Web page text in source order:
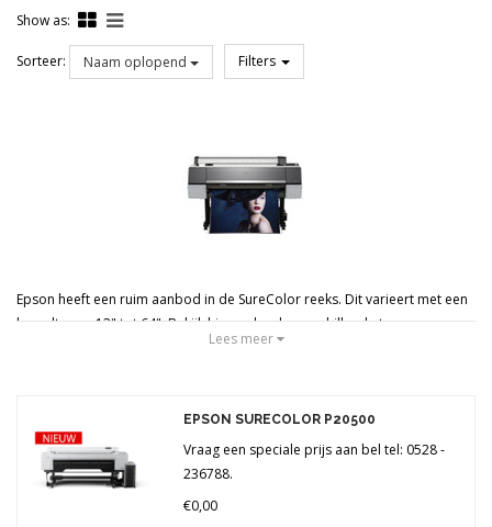
Show as:
Sorteer: Naam oplopend Filters
Epson heeft een ruim aanbod in de SureColor reeks. Dit varieert met een
breedte van 13" tot 64". Bekijk hieronder de verschillende types.
technologie, Ultrachrome Pro-inkt. Deze inkt zorgt voor een hogere D-
Max en minder bronsing. Ook is de lichtechtheid van de inkt verbeterd.
Door al deze verbeteringen gaat een inktcartridge ook langer mee. De
Epson SureColor fotoprinters kunnen gebruik maken van wel 10 kleuren
Lees meer
EPSON SURECOLOR P20500
Vraag een speciale prijs aan bel tel: 0528 -
236788.
€0,00